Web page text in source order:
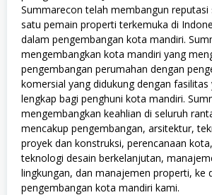
Summarecon telah membangun reputasi
satu pemain properti terkemuka di
dalam pengembangan kota mandiri.
mengembangkan kota mandiri yang
pengembangan perumahan dengan
komersial yang didukung dengan fasilitas
lengkap bagi penghuni kota mandiri.
mengembangkan keahlian di seluruh
mencakup pengembangan, arsitektur,
proyek dan konstruksi, perencanaan
teknologi desain berkelanjutan,
lingkungan, dan manajemen properti, ke
pengembangan kota mandiri kami.